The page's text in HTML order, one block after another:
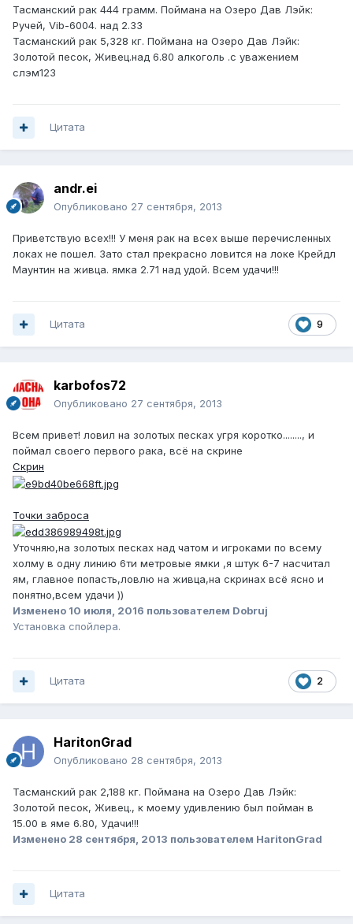
Тасманский рак 444 грамм. Поймана на Озеро Дав Лэйк:
Ручей, Vib-6004. над 2.33
Тасманский рак 5,328 кг. Поймана на Озеро Дав Лэйк:
Золотой песок, Живец.над 6.80 алкоголь .с уважением
слэм123
Цитата
andr.ei
Опубликовано 27 сентября, 2013
Приветствую всех!!! У меня рак на всех выше перечисленных
локах не пошел. Зато стал прекрасно ловится на локе Крейдл
Маунтин на живца. ямка 2.71 над удой. Всем удачи!!!
9
Цитата
karbofos72
Опубликовано 27 сентября, 2013
Всем привет! ловил на золотых песках угря коротко........, и
поймал своего первого рака, всё на скрине
Скрин
Точки заброса
Уточняю,на золотых песках над чатом и игроками по всему
холму в одну линию 6ти метровые ямки ,я штук 6-7 насчитал
ям, главное попасть,ловлю на живца,на скринах всё ясно и
понятно,всем удачи ))
Изменено 10 июля, 2016 пользователем Dobruj
Установка спойлера.
2
Цитата
HaritonGrad
Опубликовано 28 сентября, 2013
Тасманский рак 2,188 кг. Поймана на Озеро Дав Лэйк:
Золотой песок, Живец., к моему удивлению был пойман в
15.00 в яме 6.80, Удачи!!!
Изменено 28 сентября, 2013 пользователем HaritonGrad
Цитата